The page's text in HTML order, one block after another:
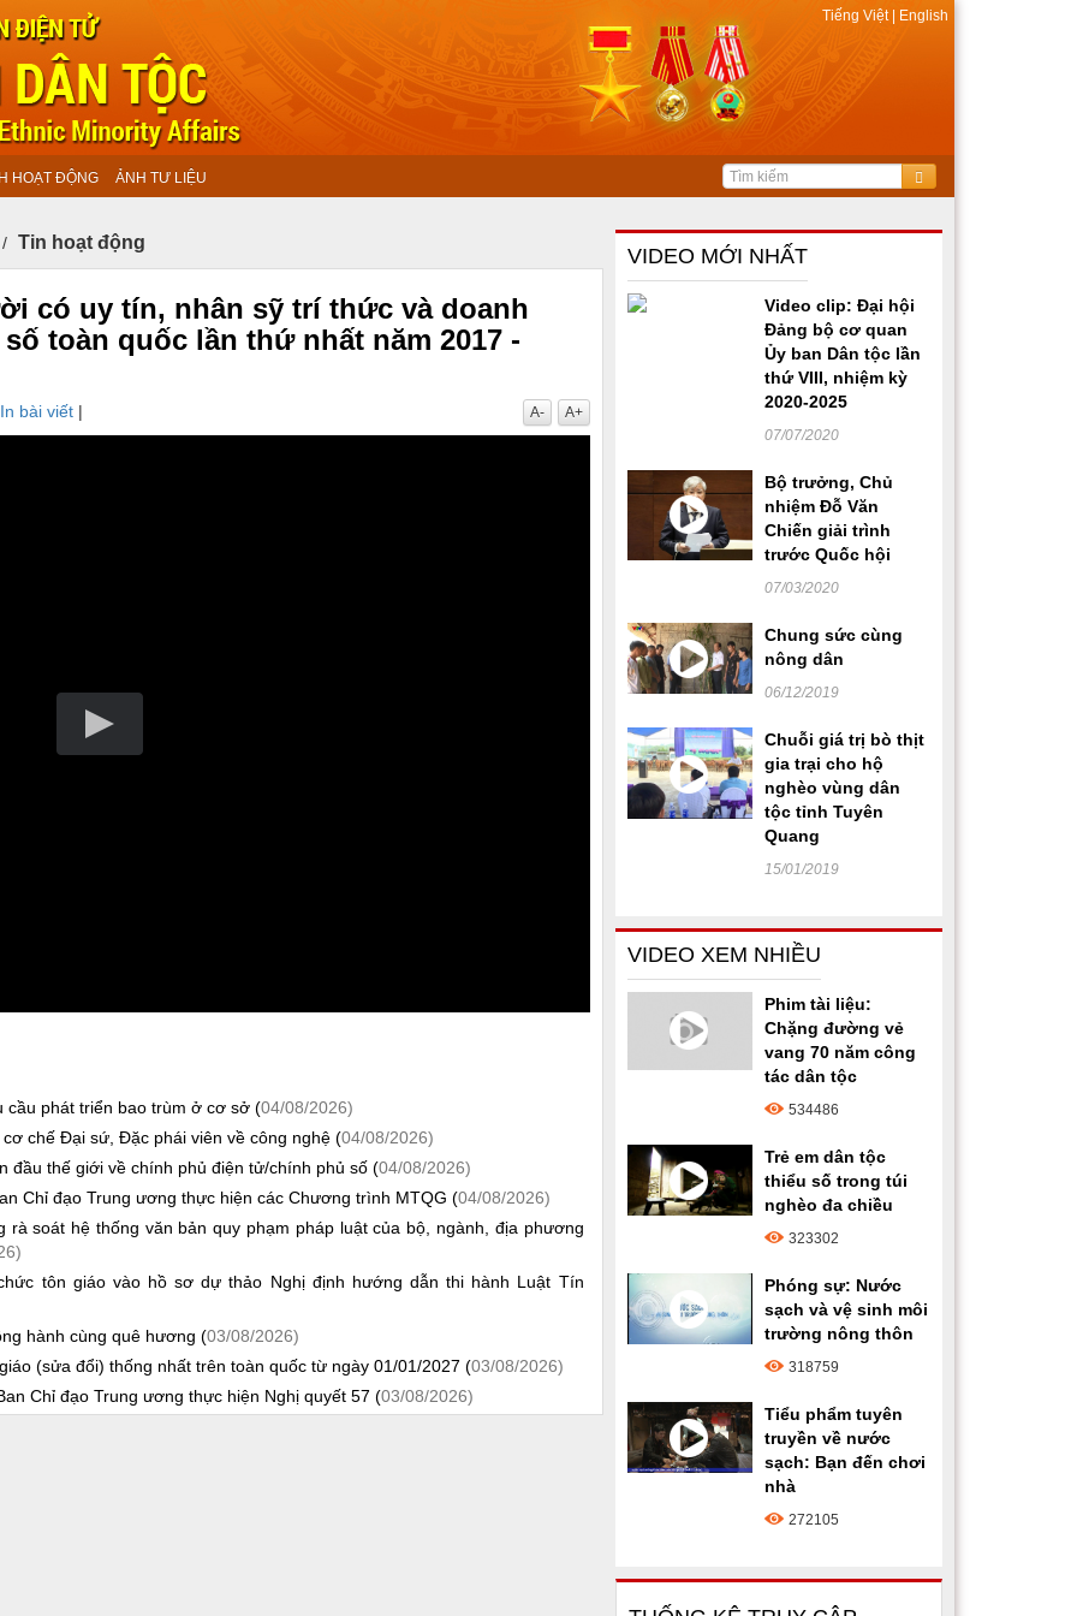
Tiếng Việt English
HOẠT ĐỘNG ẢNH TƯ LIỆU
Tin hoạt động
có uy tín, nhân sỹ trí thức và doanh
toàn quốc lần thứ nhất năm 2017 -
In bài viết | A+
A-
cầu phát triển bao trùm ở cơ sở (04/08/2026)
chế Đại sứ, Đặc phái viên về công nghệ (04/08/2026)
đầu thế giới về chính phủ điện tử/chính phủ số (04/08/2026)
Chỉ đạo Trung ương thực hiện các Chương trình MTQG (04/08/2026)
soát hệ thống văn bản quy phạm pháp luật của bộ, ngành, địa phương
tôn giáo vào hồ sơ dự thảo Nghị định hướng dẫn thi hành Luật Tín
hành cùng quê hương (03/08/2026)
(sửa đổi) thống nhất trên toàn quốc từ ngày 01/01/2027 (03/08/2026)
Chỉ đạo Trung ương thực hiện Nghị quyết 57 (03/08/2026)
VIDEO MỚI NHẤT
Video clip: Đại hội
Đảng bộ cơ quan
Ủy ban Dân tộc lần
thứ VIII, nhiệm kỳ
2020-2025
07/07/2020
Bộ trưởng, Chủ
nhiệm Đỗ Văn
Chiến giải trình
trước Quốc hội
07/03/2020
Chung sức cùng
nông dân
06/12/2019
Chuỗi giá trị bò thịt
gia trại cho hộ
nghèo vùng dân
tộc tỉnh Tuyên
Quang
15/01/2019
VIDEO XEM NHIỀU
Phim tài liệu:
Chặng đường vẻ
vang 70 năm công
tác dân tộc
534486
Trẻ em dân tộc
thiểu số trong túi
nghèo đa chiều
323302
Phóng sự: Nước
sạch và vệ sinh môi
trường nông thôn
318759
Tiểu phẩm tuyên
truyền về nước
sạch: Bạn đến chơi
nhà
272105